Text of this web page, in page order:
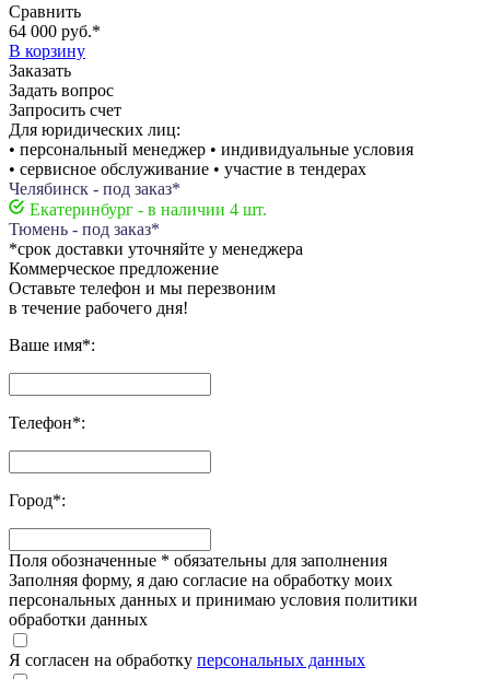
Сравнить
64 000 руб.*
В корзину
Заказать
Задать вопрос
Запросить счет
Для юридических лиц:
• персональный менеджер • индивидуальные условия
• сервисное обслуживание • участие в тендерах
Челябинск - под заказ*
Екатеринбург - в наличии 4 шт.
Тюмень - под заказ*
*срок доставки уточняйте у менеджера
Коммерческое предложение
Оставьте телефон и мы перезвоним
в течение рабочего дня!
Ваше имя*:
Телефон*:
Город*:
Поля обозначенные * обязательны для заполнения
Заполняя форму, я даю согласие на обработку моих
персональных данных и принимаю условия политики
обработки данных
Я согласен на обработку персональных данных